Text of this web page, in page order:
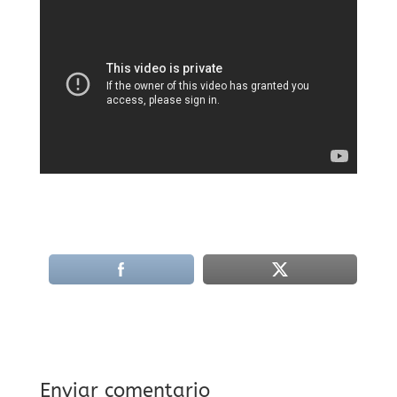
Enviar comentario